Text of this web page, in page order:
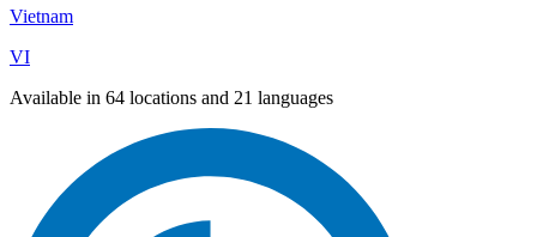
Vietnam
VI
Available in 64 locations and 21 languages